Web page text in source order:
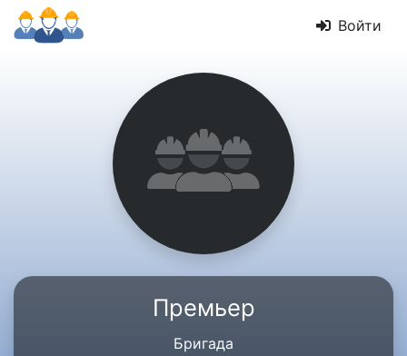
Войти
Премьер
Бригада